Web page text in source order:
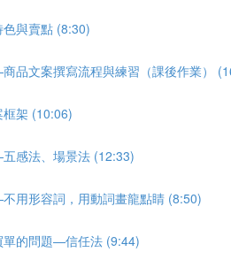
與賣點 (8:30)
品文案撰寫流程與練習（課後作業）
架 (10:06)
感法、場景法 (12:33)
用形容詞，用動詞畫龍點睛 (8:50)
單的問題—信任法 (9:44)